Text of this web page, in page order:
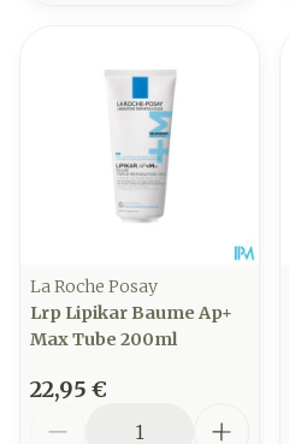
La Roche Posay
Lrp Lipikar Baume Ap+
Max Tube 200ml
22,95 €